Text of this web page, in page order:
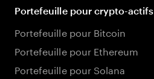
Portefeuille pour crypto-actifs
Portefeuille pour Bitcoin
Portefeuille pour Ethereum
Portefeuille pour Solana